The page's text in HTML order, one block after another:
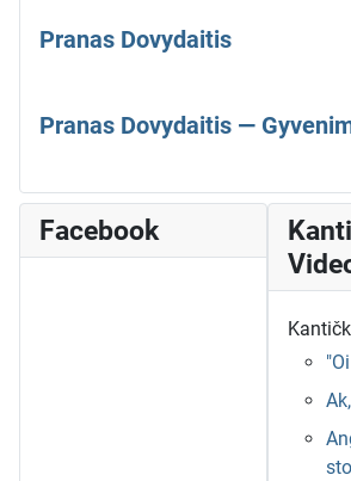
Pranas Dovydaitis
Pranas Dovydaitis —
Facebook